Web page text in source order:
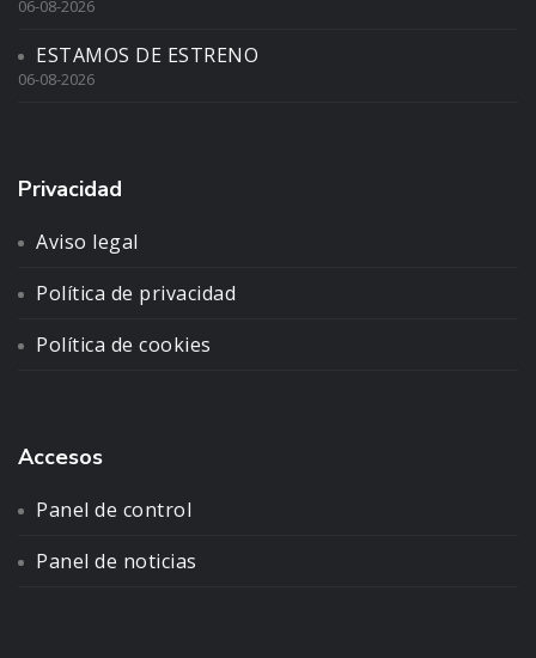
06-08-2026
ESTAMOS DE ESTRENO
06-08-2026
Privacidad
Aviso legal
Política de privacidad
Política de cookies
Accesos
Panel de control
Panel de noticias